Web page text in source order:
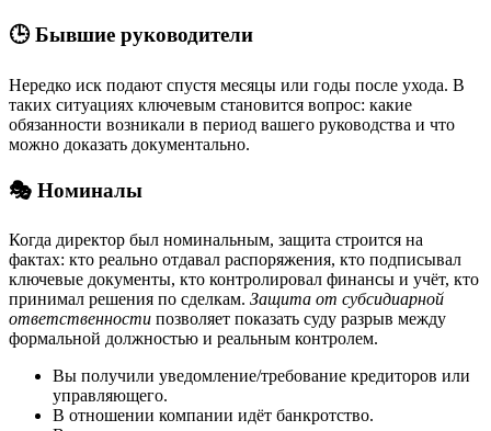
🕒 Бывшие руководители
Нередко иск подают спустя месяцы или годы после ухода. В
таких ситуациях ключевым становится вопрос: какие
обязанности возникали в период вашего руководства и что
можно доказать документально.
🎭 Номиналы
Когда директор был номинальным, защита строится на
фактах: кто реально отдавал распоряжения, кто подписывал
ключевые документы, кто контролировал финансы и учёт, кто
принимал решения по сделкам. Защита от субсидиарной
ответственности позволяет показать суду разрыв между
формальной должностью и реальным контролем.
Вы получили уведомление/требование кредиторов или
управляющего.
В отношении компании идёт банкротство.